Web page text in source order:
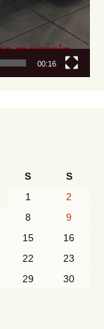
00:16
S
S
1
2
8
9
15
16
22
23
29
30